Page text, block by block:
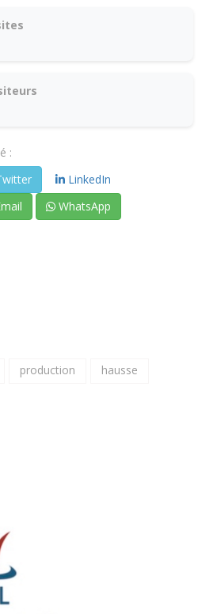
:
LinkedIn
WhatsApp
production hausse